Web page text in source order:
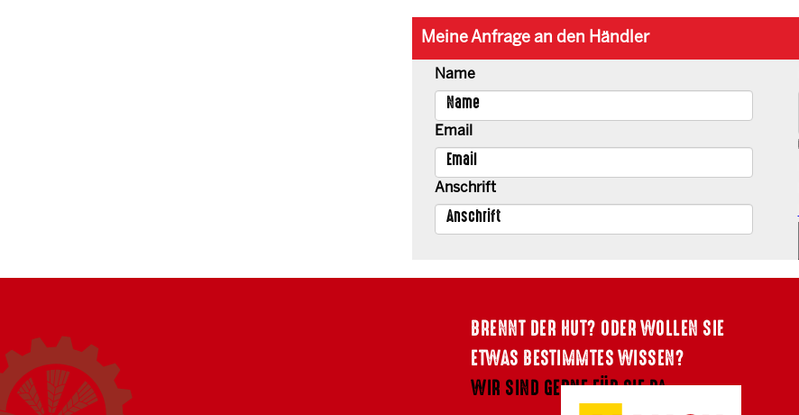
Meine Anfrage an den Händler
Name
Email
Anschrift
BRENNT DER HUT? ODER WOLLEN SIE
ETWAS BESTIMMTES WISSEN?
WIR SIND GERNE FÜR SIE DA.